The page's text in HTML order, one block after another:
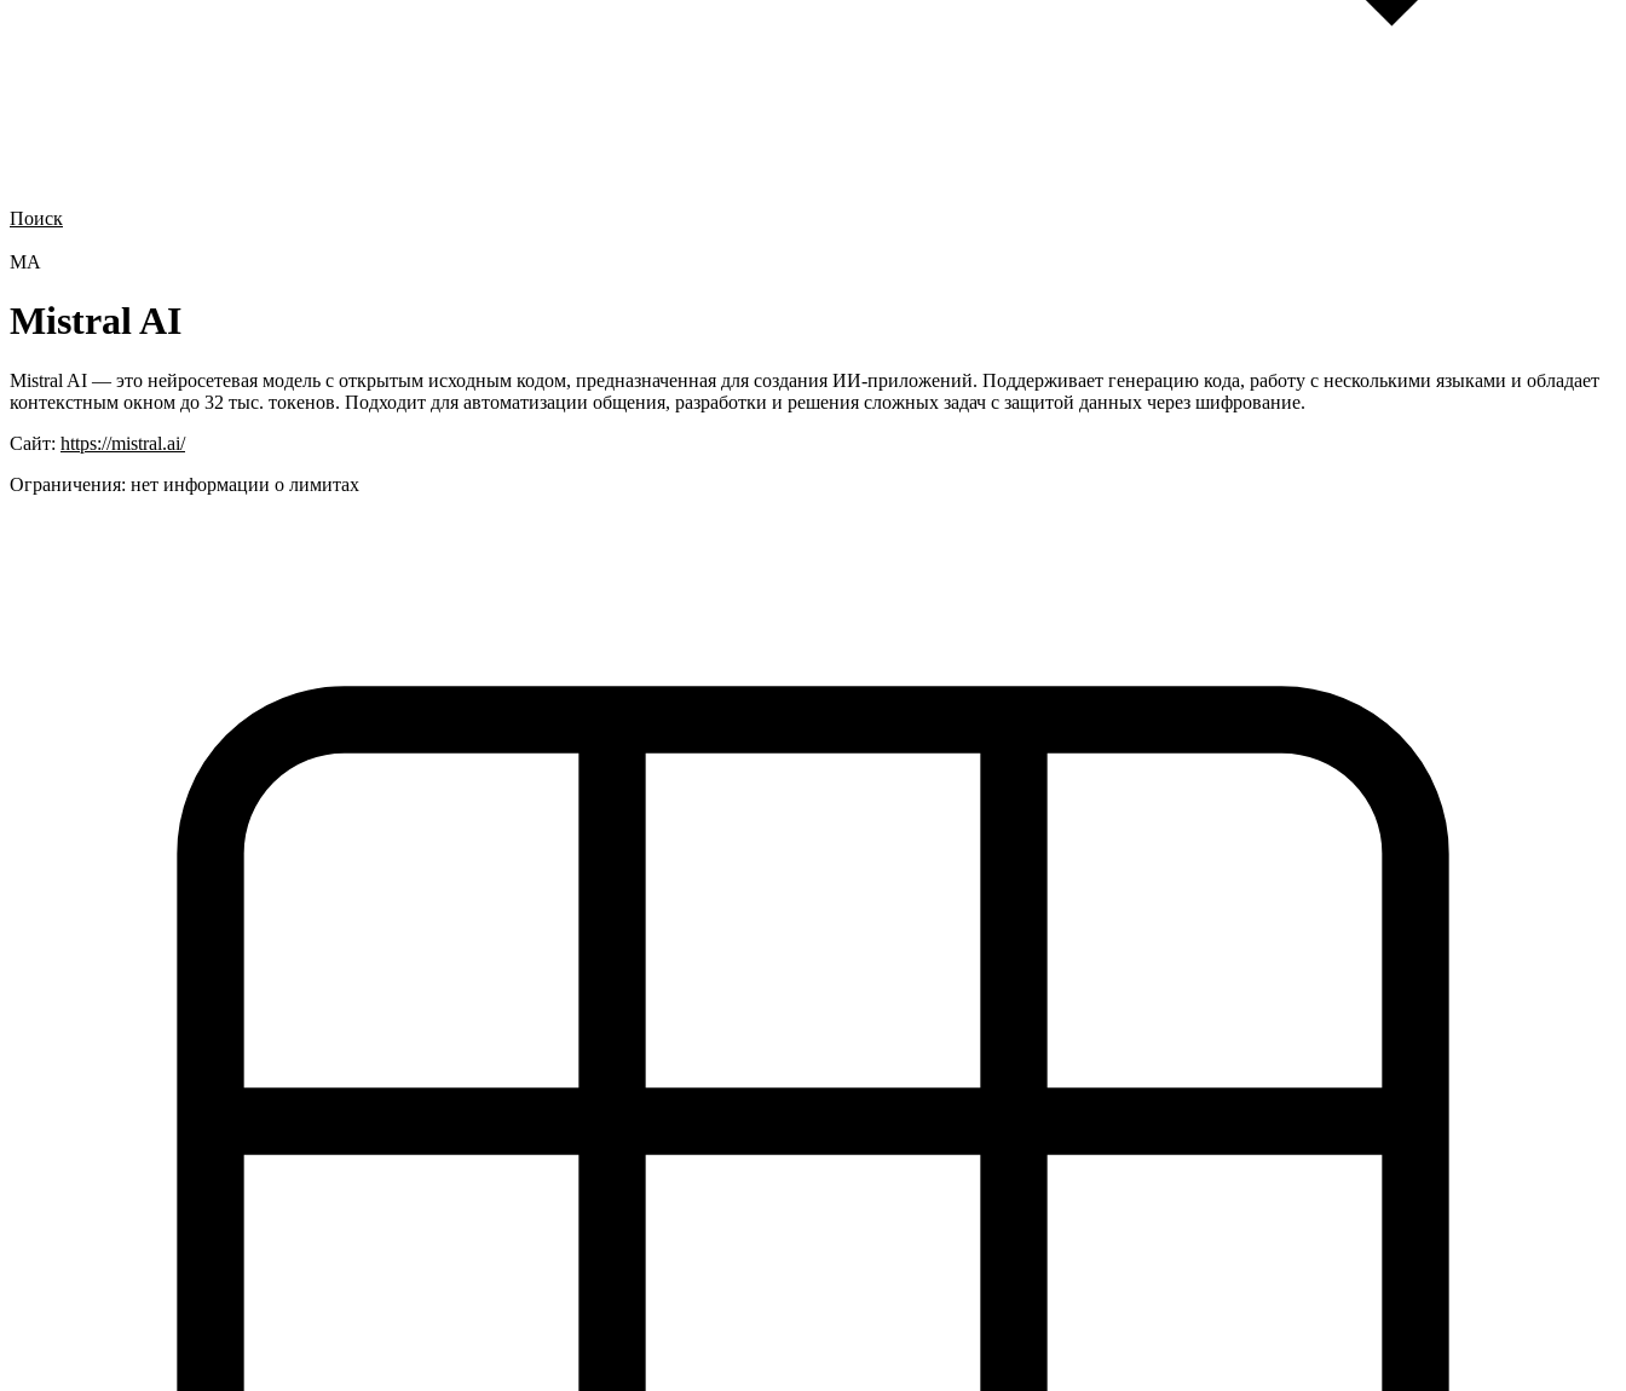
Поиск
MA
Mistral AI
Mistral AI — это нейросетевая модель с открытым исходным кодом, предназначенная для создания ИИ-приложений. Поддерживает генерацию кода, работу с несколькими языками и обладает
контекстным окном до 32 тыс. токенов. Подходит для автоматизации общения, разработки и решения сложных задач с защитой данных через шифрование.
Сайт: https://mistral.ai/
Ограничения: нет информации о лимитах